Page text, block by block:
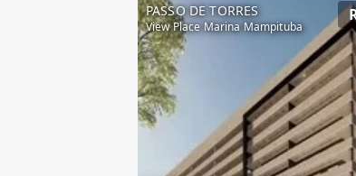
PASSO DE TORRES
View Place Marina Mampituba